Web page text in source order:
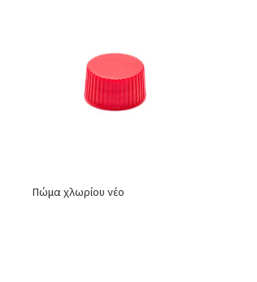
Πώμα χλωρίου νέο